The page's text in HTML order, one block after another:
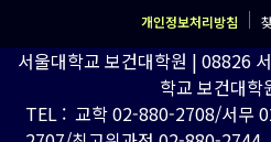
개인정보처리방침
서울대학교 보건대학원 | 08826
학교 보건대학
TEL : 교학 02-880-2708/서무